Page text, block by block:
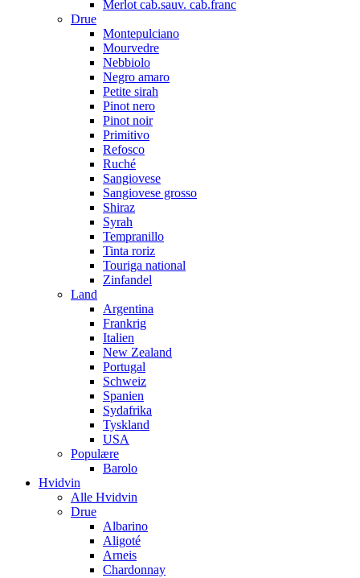
Merlot cab.sauv. cab.franc
Drue
Montepulciano
Mourvedre
Nebbiolo
Negro amaro
Petite sirah
Pinot nero
Pinot noir
Primitivo
Refosco
Ruché
Sangiovese
Sangiovese grosso
Shiraz
Syrah
Tempranillo
Tinta roriz
Touriga national
Zinfandel
Land
Argentina
Frankrig
Italien
New Zealand
Portugal
Schweiz
Spanien
Sydafrika
Tyskland
USA
Populære
Barolo
Hvidvin
Alle Hvidvin
Drue
Albarino
Aligoté
Arneis
Chardonnay